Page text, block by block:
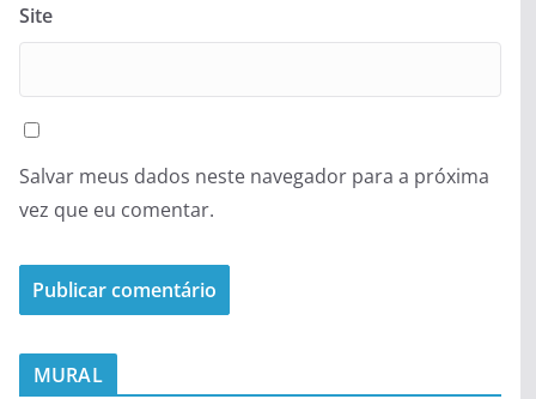
Site
Salvar meus dados neste navegador para a próxima
vez que eu comentar.
MURAL